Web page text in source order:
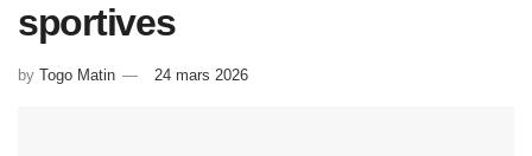
sportives
by Togo Matin 24 mars 2026